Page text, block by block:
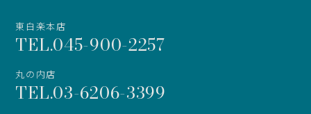
東白楽本店
TEL.045-900-2257
丸の内店
TEL.03-6206-3399